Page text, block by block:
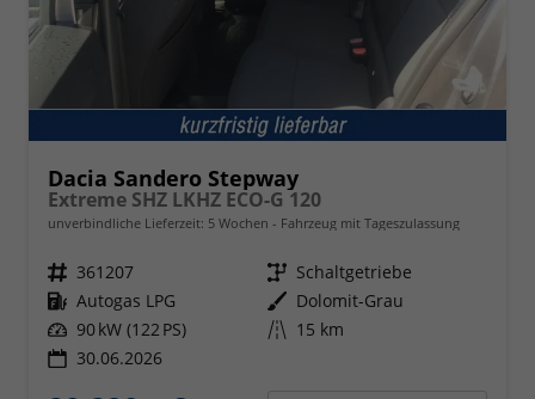
Dacia Sandero Stepway
Extreme SHZ LKHZ ECO-G 120
unverbindliche Lieferzeit: 5 Wochen Fahrzeug mit Tageszulassung
Fahrzeugnr. 361207 Getriebe Schaltgetriebe
Kraftstoff Autogas LPG Außenfarbe Dolomit-Grau
Leistung 90 kW (122 PS) Kilometerstand 15 km
30.06.2026